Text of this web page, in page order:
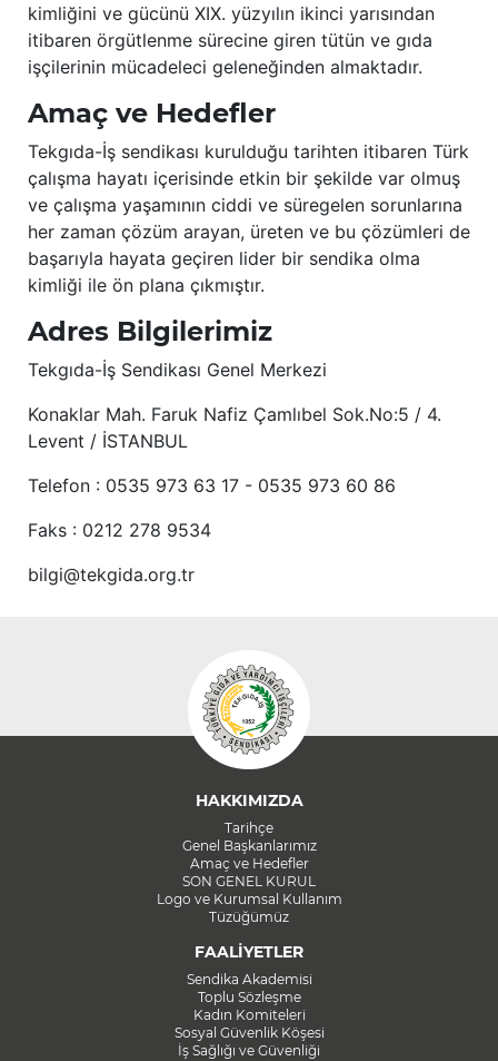
kimliğini ve gücünü XIX. yüzyılın ikinci yarısından
itibaren örgütlenme sürecine giren tütün ve gıda
işçilerinin mücadeleci geleneğinden almaktadır.
Amaç ve Hedefler
Tekgıda-İş sendikası kurulduğu tarihten itibaren Türk
çalışma hayatı içerisinde etkin bir şekilde var olmuş
ve çalışma yaşamının ciddi ve süregelen sorunlarına
her zaman çözüm arayan, üreten ve bu çözümleri de
başarıyla hayata geçiren lider bir sendika olma
kimliği ile ön plana çıkmıştır.
Adres Bilgilerimiz
Tekgıda-İş Sendikası Genel Merkezi
Konaklar Mah. Faruk Nafiz Çamlıbel Sok.No:5 / 4.
Levent / İSTANBUL
Telefon : 0535 973 63 17 - 0535 973 60 86
Faks : 0212 278 9534
bilgi@tekgida.org.tr
HAKKIMIZDA
Tarihçe
Genel Başkanlarımız
Amaç ve Hedefler
SON GENEL KURUL
Logo ve Kurumsal Kullanım
Tüzüğümüz
FAALİYETLER
Sendika Akademisi
Toplu Sözleşme
Kadın Komiteleri
Sosyal Güvenlik Köşesi
İş Sağlığı ve Güvenliği